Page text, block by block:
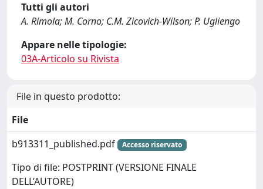
Tutti gli autori
A. Rimola; M. Corno; C.M. Zicovich-Wilson; P. Ugliengo
Appare nelle tipologie:
03A-Articolo su Rivista
File in questo prodotto:
File
b913311_published.pdf
Accesso riservato
Tipo di file: POSTPRINT (VERSIONE FINALE
DELL’AUTORE)